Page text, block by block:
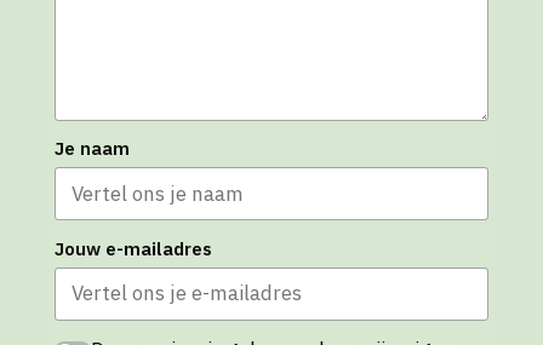
Je naam
Jouw e-mailadres